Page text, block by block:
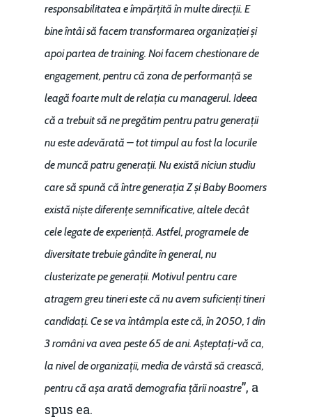
responsabilitatea e împărțită în multe direcții. E
bine întâi să facem transformarea organizației și
apoi partea de training. Noi facem chestionare de
engagement, pentru că zona de performanță se
leagă foarte mult de relația cu managerul. Ideea
că a trebuit să ne pregătim pentru patru generații
nu este adevărată – tot timpul au fost la locurile
de muncă patru generații. Nu există niciun studiu
care să spună că între generația Z și Baby Boomers
există niște diferențe semnificative, altele decât
cele legate de experiență. Astfel, programele de
diversitate trebuie gândite în general, nu
clusterizate pe generații. Motivul pentru care
atragem greu tineri este că nu avem suficienți tineri
candidați. Ce se va întâmpla este că, în 2050, 1 din
3 români va avea peste 65 de ani. Așteptați-vă ca,
la nivel de organizații, media de vârstă să crească,
pentru că așa arată demografia țării noastre”, a
spus ea.